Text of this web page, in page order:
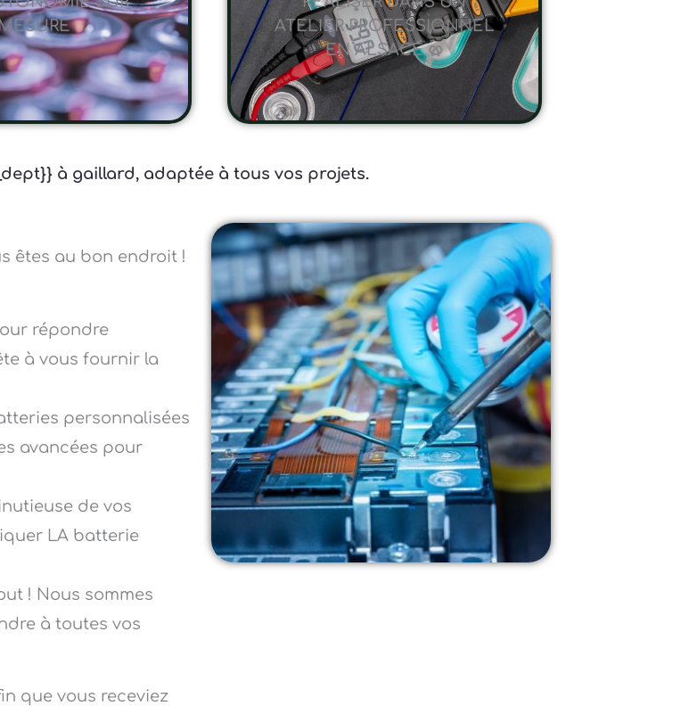
ATELIER PROFESSIONNEL
EN ALSACE 🥨
à gaillard, adaptée à tous vos projets.
êtes au bon endroit !
répondre
à vous fournir la
personnalisées
avancées pour
de vos
LA batterie
! Nous sommes
à toutes vos
que vous receviez